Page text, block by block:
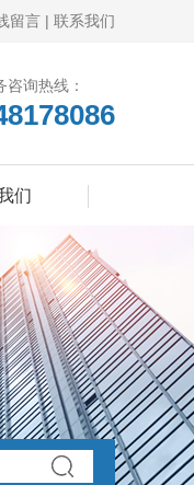
留言 | 联系我们
咨询热线：
们